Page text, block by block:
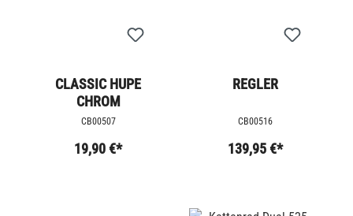
CLASSIC HUPE
CHROM
CB00507
19,90 €*
REGLER
CB00516
139,95 €*